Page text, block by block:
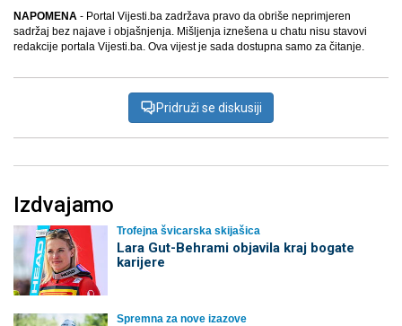
NAPOMENA - Portal Vijesti.ba zadržava pravo da obriše neprimjeren
sadržaj bez najave i objašnjenja. Mišljenja iznešena u chatu nisu stavovi
redakcije portala Vijesti.ba. Ova vijest je sada dostupna samo za čitanje.
Pridruži se diskusiji
Izdvajamo
Trofejna švicarska skijašica
Lara Gut-Behrami objavila kraj bogate
karijere
Spremna za nove izazove